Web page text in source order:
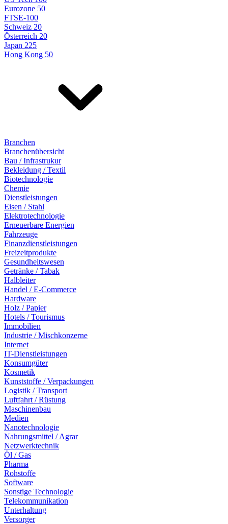
Eurozone 50
FTSE-100
Schweiz 20
Österreich 20
Japan 225
Hong Kong 50
Branchen
Branchenübersicht
Bau / Infrastrukur
Bekleidung / Textil
Biotechnologie
Chemie
Dienstleistungen
Eisen / Stahl
Elektrotechnologie
Erneuerbare Energien
Fahrzeuge
Finanzdienstleistungen
Freizeitprodukte
Gesundheitswesen
Getränke / Tabak
Halbleiter
Handel / E-Commerce
Hardware
Holz / Papier
Hotels / Tourismus
Immobilien
Industrie / Mischkonzerne
Internet
IT-Dienstleistungen
Konsumgüter
Kosmetik
Kunststoffe / Verpackungen
Logistik / Transport
Luftfahrt / Rüstung
Maschinenbau
Medien
Nanotechnologie
Nahrungsmittel / Agrar
Netzwerktechnik
Öl / Gas
Pharma
Rohstoffe
Software
Sonstige Technologie
Telekommunikation
Unterhaltung
Versorger